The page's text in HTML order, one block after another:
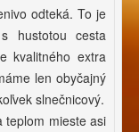
odteká. To je
hustotou cesta
kvalitného extra
len obyčajný
slnečnicový.
teplom mieste asi